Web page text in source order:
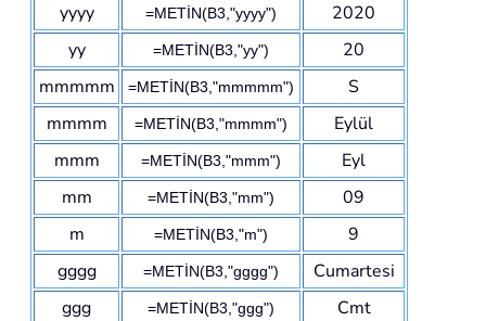
yyyy =METİN(B3,"yyyy")
2020
yy
=METİN(B3,"yy")
20
mmmmm
=METİN(B3,"mmmmm")
S
mmmm
=METİN(B3,"mmmm")
Eylül
mmm
=METİN(B3,"mmm")
Eyl
mm
=METİN(B3,"mm")
09
m
=METİN(B3,"m")
9
gggg
=METİN(B3,"gggg")
Cumartesi
ggg
=METİN(B3,"ggg")
Cmt